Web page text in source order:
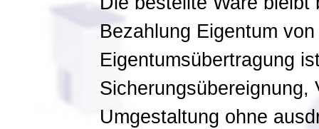
Bezahlung Eigentum
Eigentumsübertragung
Sicherungsübereignung,
Umgestaltung ohne